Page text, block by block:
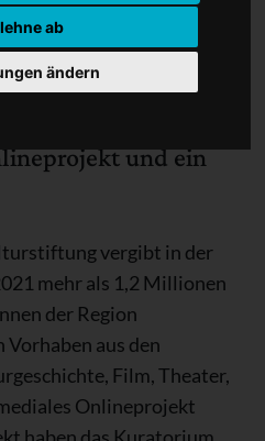
ab
ändern
fördert neun
den Bereichen
Film,
und ein
vergibt in der
mehr als 1,2 Millionen
der Region
aus den
Film, Theater,
Onlineprojekt